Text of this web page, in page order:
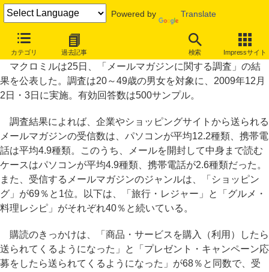
Powered by Translate
カテゴリ 過去記事 検索 Impressサイト
メルマガは「タイトルで読むかを判断」が84％。マクロミル調査
マクロミルは25日、「メールマガジンに関する調査」の結
果を公表した。調査は20～49歳の男女を対象に、2009年12月
2日・3日に実施。有効回答数は500サンプル。
調査結果によれば、企業やショッピングサイトから送られる
メールマガジンの受信数は、パソコンが平均12.2種類、携帯電
話は平均4.9種類。このうち、メールを開封して中身まで読む
ケースはパソコンが平均4.9種類、携帯電話が2.6種類だった。
また、受信するメールマガジンのジャンルは、「ショッピン
グ」が69％と1位。以下は、「旅行・レジャー」と「グルメ・
料理レシピ」がそれぞれ40％と続いている。
購読のきっかけは、「商品・サービスを購入（利用）したら
送られてくるようになった」と「プレゼント・キャンペーン応
募をしたら送られてくるようになった」が68％と同数で、受